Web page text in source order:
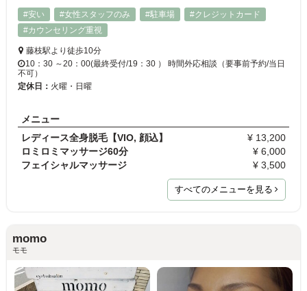
#安い
#女性スタッフのみ #駐車場
#クレジットカード
#カウンセリング重視
藤枝駅より徒歩10分
10：30 ～20：00(最終受付/19：30 ） 時間外応相談（要事前予約/当日
不可）
定休日： 火曜・日曜
メニュー
レディース全身脱毛【VIO, 顔込】
¥ 13,200
ロミロミマッサージ60分
¥ 6,000
フェイシャルマッサージ
¥ 3,500
すべてのメニューを見る
momo
モモ